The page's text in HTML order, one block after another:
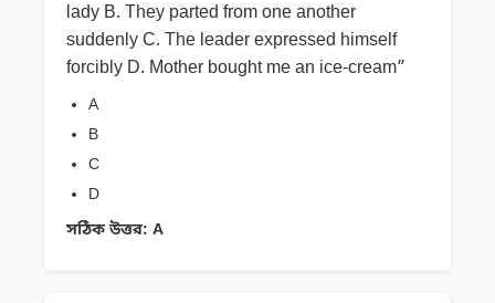
lady B. They parted from one another
suddenly C. The leader expressed himself
forcibly D. Mother bought me an ice-cream”
A
B
C
D
সঠিক উত্তর: A